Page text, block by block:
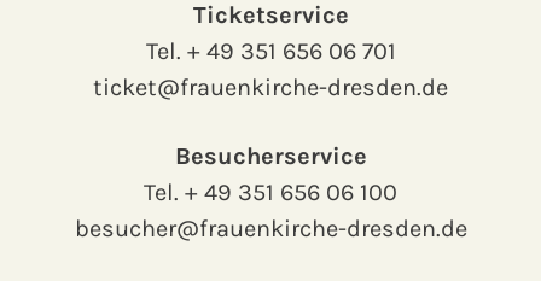
Ticketservice
Tel. + 49 351 656 06 701
ticket@frauenkirche-dresden.de
Besucherservice
Tel. + 49 351 656 06 100
besucher@frauenkirche-dresden.de